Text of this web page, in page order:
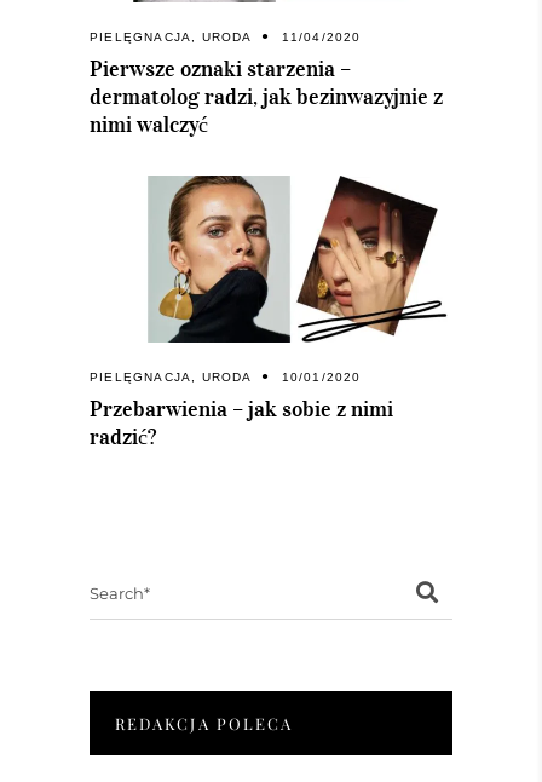
PIELĘGNACJA, URODA 11/04/2020
Pierwsze oznaki starzenia –
dermatolog radzi, jak bezinwazyjnie z
nimi walczyć
PIELĘGNACJA URODA 10/01/2020
Przebarwienia – jak sobie z nimi
radzić?
REDAKCJA POLECA